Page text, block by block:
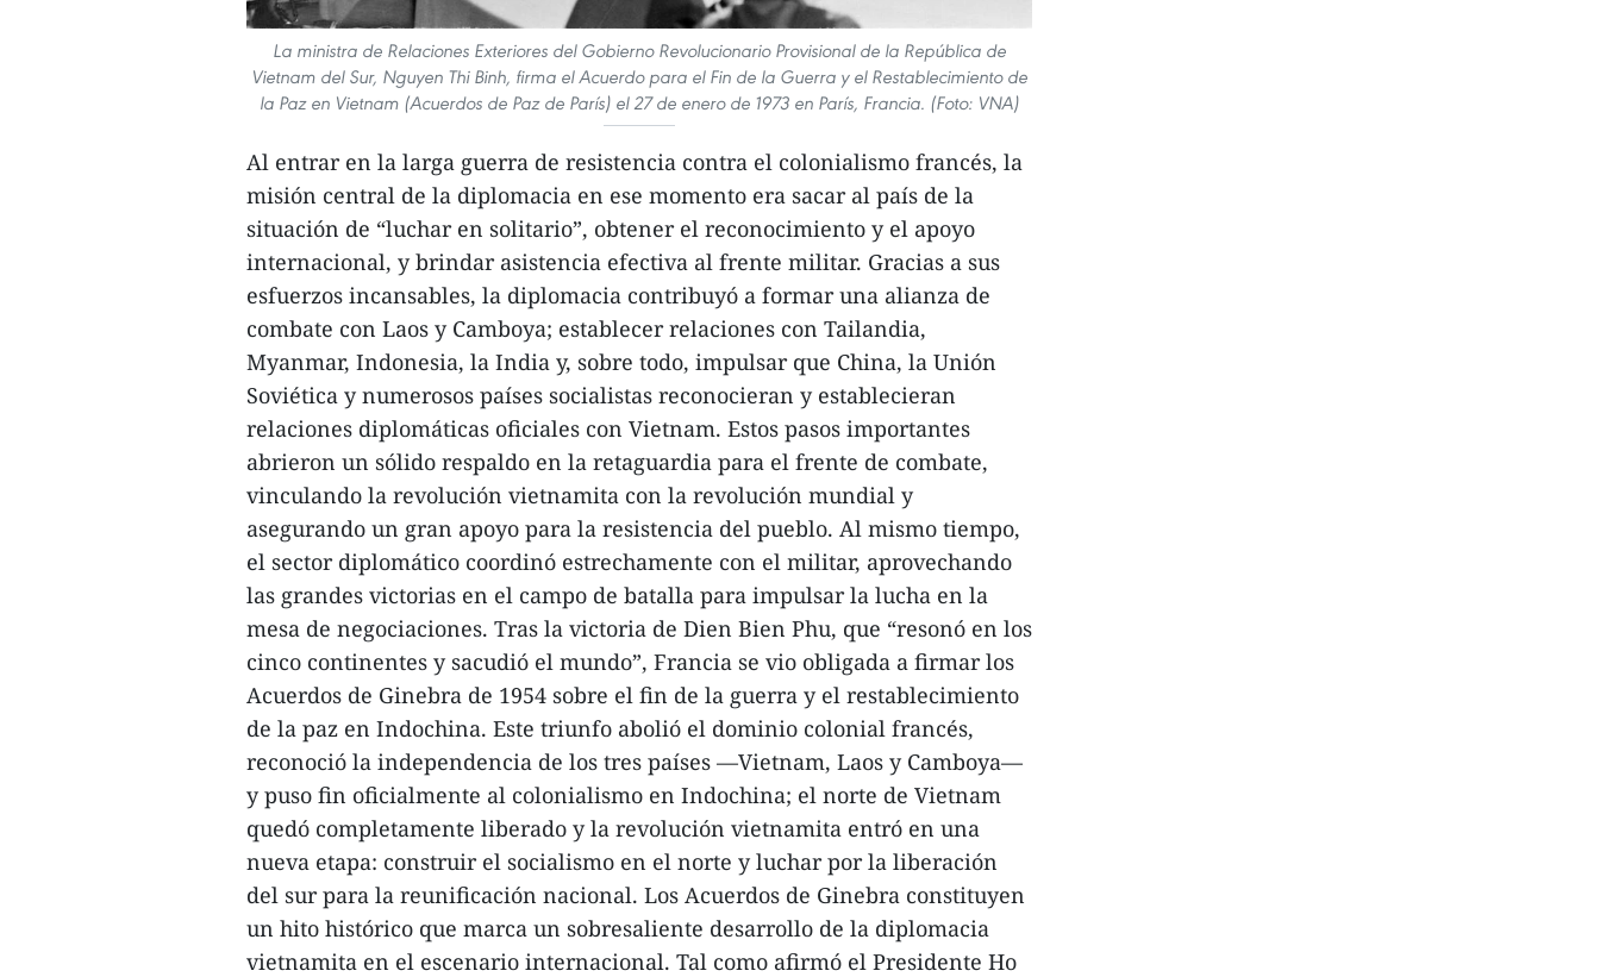
La ministra de Relaciones Exteriores del Gobierno Revolucionario Provisional de la República de
Vietnam del Sur, Nguyen Thi Binh, firma el Acuerdo para el Fin de la Guerra y el Restablecimiento de
la Paz en Vietnam (Acuerdos de Paz de París) el 27 de enero de 1973 en París, Francia. (Foto: VNA)
Al entrar en la larga guerra de resistencia contra el colonialismo francés, la
misión central de la diplomacia en ese momento era sacar al país de la
situación de “luchar en solitario”, obtener el reconocimiento y el apoyo
internacional, y brindar asistencia efectiva al frente militar. Gracias a sus
esfuerzos incansables, la diplomacia contribuyó a formar una alianza de
combate con Laos y Camboya; establecer relaciones con Tailandia,
Myanmar, Indonesia, la India y, sobre todo, impulsar que China, la Unión
Soviética y numerosos países socialistas reconocieran y establecieran
relaciones diplomáticas oficiales con Vietnam. Estos pasos importantes
abrieron un sólido respaldo en la retaguardia para el frente de combate,
vinculando la revolución vietnamita con la revolución mundial y
asegurando un gran apoyo para la resistencia del pueblo. Al mismo tiempo,
el sector diplomático coordinó estrechamente con el militar, aprovechando
las grandes victorias en el campo de batalla para impulsar la lucha en la
mesa de negociaciones. Tras la victoria de Dien Bien Phu, que “resonó en los
cinco continentes y sacudió el mundo”, Francia se vio obligada a firmar los
Acuerdos de Ginebra de 1954 sobre el fin de la guerra y el restablecimiento
de la paz en Indochina. Este triunfo abolió el dominio colonial francés,
reconoció la independencia de los tres países —Vietnam, Laos y Camboya—
y puso fin oficialmente al colonialismo en Indochina; el norte de Vietnam
quedó completamente liberado y la revolución vietnamita entró en una
nueva etapa: construir el socialismo en el norte y luchar por la liberación
del sur para la reunificación nacional. Los Acuerdos de Ginebra constituyen
un hito histórico que marca un sobresaliente desarrollo de la diplomacia
vietnamita en el escenario internacional. Tal como afirmó el Presidente Ho